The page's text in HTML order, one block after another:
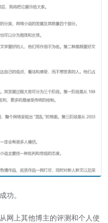
功。
网上其他博主的评测和个人使